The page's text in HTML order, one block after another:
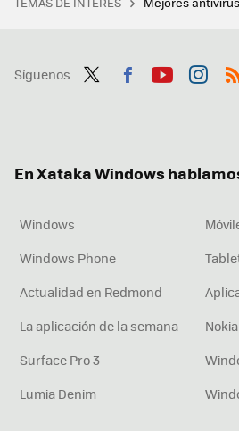
Síguenos
En Xataka Windows
Windows
Windows Phone
Actualidad en Redmond
La aplicación de la semana
Surface Pro 3
Lumia Denim